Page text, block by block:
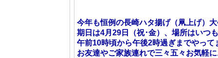
今年も恒例の長崎ハタ揚げ（凧上げ）
期日は4月29日（祝･金）、場所はいつ
午前10時頃から午後2時過ぎまでやって
お友達やご家族連れで三々五々お気軽